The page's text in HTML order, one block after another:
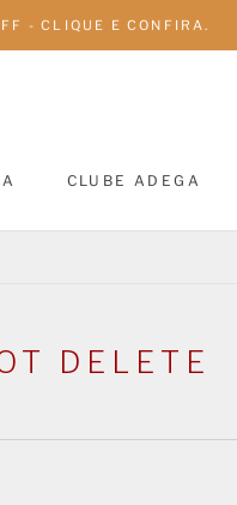
- CLIQUE E CONFIRA.
CLUBE ADEGA
DELETE